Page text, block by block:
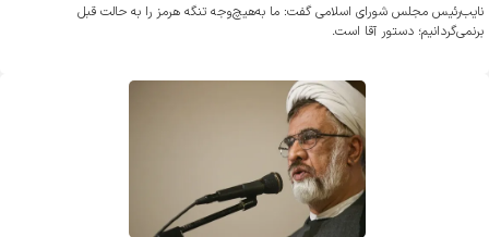
نایب‌رئیس مجلس شورای اسلامی گفت: ما به‌هیچ‌وجه تنگه هرمز را به حالت قبل
برنمی‌گردانیم؛ دستور آقا است.